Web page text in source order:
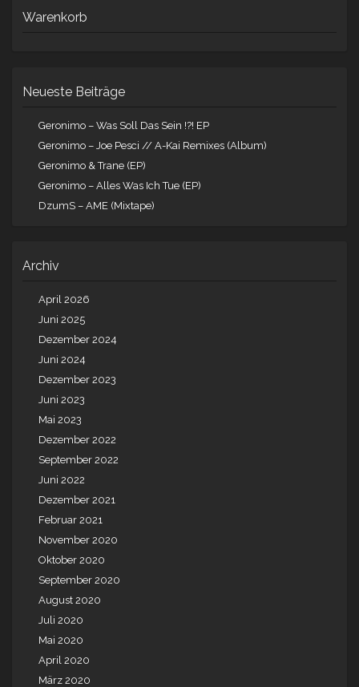
Warenkorb
Neueste Beiträge
Geronimo – Was Soll Das Sein !?! EP
Geronimo – Joe Pesci // A-Kai Remixes (Album)
Geronimo & Trane (EP)
Geronimo – Alles Was Ich Tue (EP)
DzumS – AME (Mixtape)
Archiv
April 2026
Juni 2025
Dezember 2024
Juni 2024
Dezember 2023
Juni 2023
Mai 2023
Dezember 2022
September 2022
Juni 2022
Dezember 2021
Februar 2021
November 2020
Oktober 2020
September 2020
August 2020
Juli 2020
Mai 2020
April 2020
März 2020